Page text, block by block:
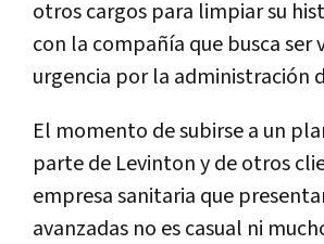
otros cargos para limpiar su
con la compañía que busca ser
urgencia por la administración
El momento de subirse a un
parte de Levinton y de otros
empresa sanitaria que
avanzadas no es casual ni